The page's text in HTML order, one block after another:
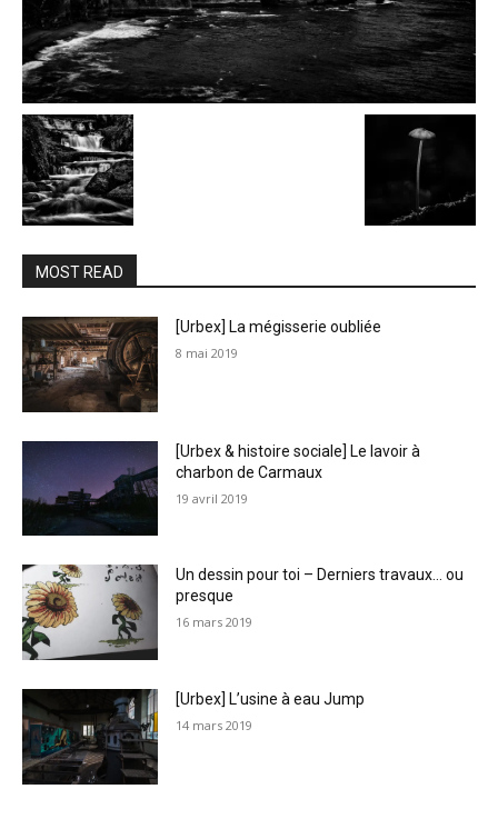
MOST READ
[Urbex] La mégisserie oubliée
8 mai 2019
[Urbex & histoire sociale] Le lavoir à
charbon de Carmaux
19 avril 2019
Un dessin pour toi – Derniers travaux… ou
presque
16 mars 2019
[Urbex] L’usine à eau Jump
14 mars 2019